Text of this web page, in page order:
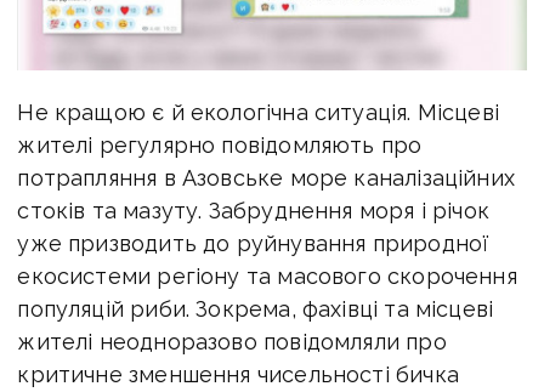
Не кращою є й екологічна ситуація. Місцеві
жителі регулярно повідомляють про
потрапляння в Азовське море каналізаційних
стоків та мазуту. Забруднення моря і річок
уже призводить до руйнування природної
екосистеми регіону та масового скорочення
популяцій риби. Зокрема, фахівці та місцеві
жителі неодноразово повідомляли про
критичне зменшення чисельності бичка